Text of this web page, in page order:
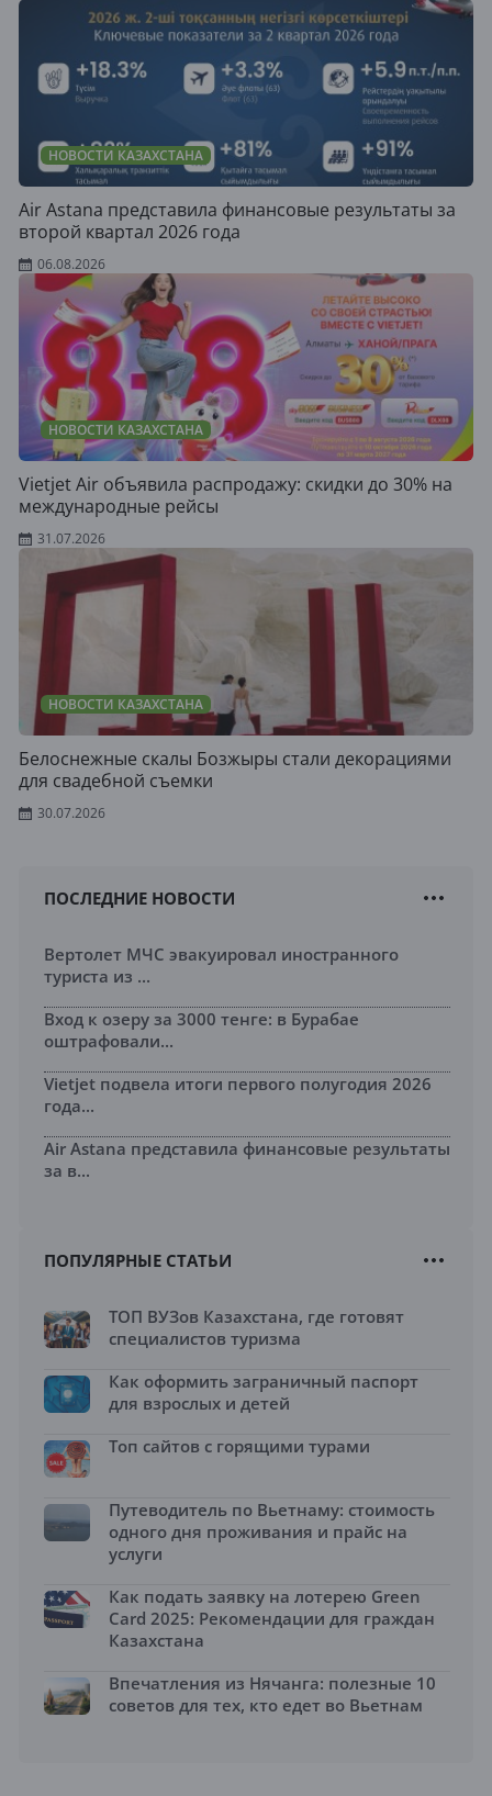
НОВОСТИ КАЗАХСТАНА
Air Astana представила финансовые результаты за
второй квартал 2026 года
06.08.2026
НОВОСТИ КАЗАХСТАНА
Vietjet Air объявила распродажу: скидки до 30% на
международные рейсы
31.07.2026
НОВОСТИ КАЗАХСТАНА
Белоснежные скалы Бозжыры стали декорациями
для свадебной съемки
30.07.2026
ПОСЛЕДНИЕ НОВОСТИ
Вертолет МЧС эвакуировал иностранного
туриста из ...
Вход к озеру за 3000 тенге: в Бурабае
оштрафовали...
Vietjet подвела итоги первого полугодия 2026
года...
Air Astana представила финансовые результаты
за в...
ПОПУЛЯРНЫЕ СТАТЬИ
ТОП ВУЗов Казахстана, где готовят
специалистов туризма
Как оформить заграничный паспорт
для взрослых и детей
Топ сайтов с горящими турами
Путеводитель по Вьетнаму: стоимость
одного дня проживания и прайс на
услуги
Как подать заявку на лотерею Green
Card 2025: Рекомендации для граждан
Казахстана
Впечатления из Нячанга: полезные 10
советов для тех, кто едет во Вьетнам